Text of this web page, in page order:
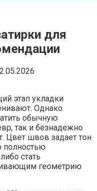
для
этап укладки
Однако
обычную
так и безнадежно
Цвет швов задает тон
полностью
стать
геометрию